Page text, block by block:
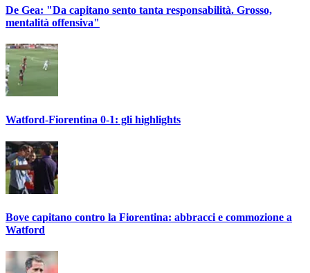
De Gea: "Da capitano sento tanta responsabilità. Grosso,
mentalità offensiva"
Watford-Fiorentina 0-1: gli highlights
Bove capitano contro la Fiorentina: abbracci e commozione a
Watford